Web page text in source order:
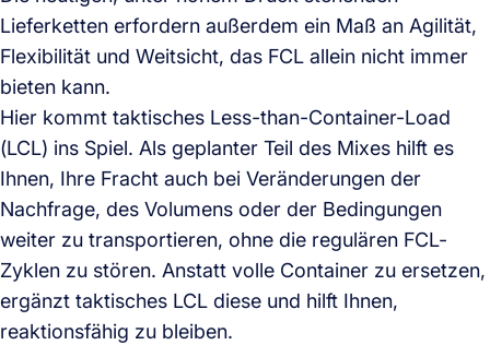
Lieferketten erfordern außerdem ein Maß an Agilität,
Flexibilität und Weitsicht, das FCL allein nicht immer
bieten kann.
Hier kommt taktisches Less-than-Container-Load
(LCL) ins Spiel. Als geplanter Teil des Mixes hilft es
Ihnen, Ihre Fracht auch bei Veränderungen der
Nachfrage, des Volumens oder der Bedingungen
weiter zu transportieren, ohne die regulären FCL-
Zyklen zu stören. Anstatt volle Container zu ersetzen,
ergänzt taktisches LCL diese und hilft Ihnen,
reaktionsfähig zu bleiben.